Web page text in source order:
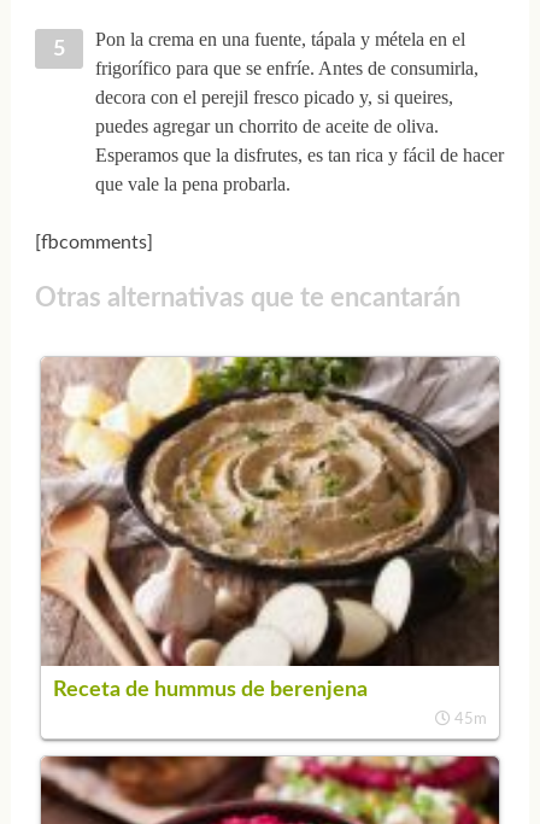
Pon la crema en una fuente, tápala y métela en el
frigorífico para que se enfríe. Antes de consumirla,
decora con el perejil fresco picado y, si queires,
puedes agregar un chorrito de aceite de oliva.
Esperamos que la disfrutes, es tan rica y fácil de hacer
que vale la pena probarla.
[fbcomments]
Otras alternativas que te encantarán
Receta de hummus de berenjena
45m